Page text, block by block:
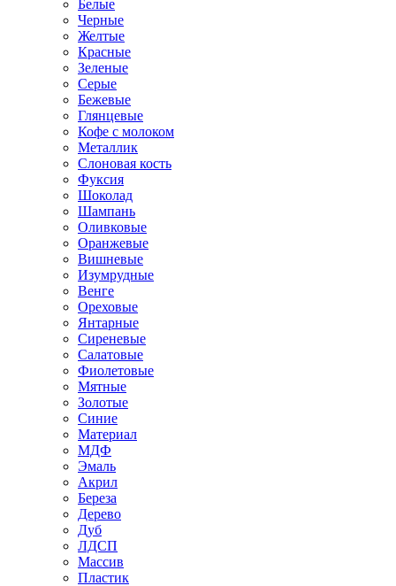
Белые
Черные
Желтые
Красные
Зеленые
Серые
Бежевые
Глянцевые
Кофе с молоком
Металлик
Слоновая кость
Фуксия
Шоколад
Шампань
Оливковые
Оранжевые
Вишневые
Изумрудные
Венге
Ореховые
Янтарные
Сиреневые
Салатовые
Фиолетовые
Мятные
Золотые
Синие
Материал
МДФ
Эмаль
Акрил
Береза
Дерево
Дуб
ЛДСП
Массив
Пластик